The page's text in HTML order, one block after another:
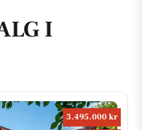
I
3.495.000 kr